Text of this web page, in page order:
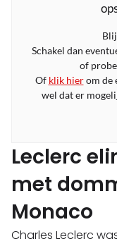
Schakel dan
of
Of klik hierom de
wel dat er
Leclerc
met
Monaco
Charles Leclerc